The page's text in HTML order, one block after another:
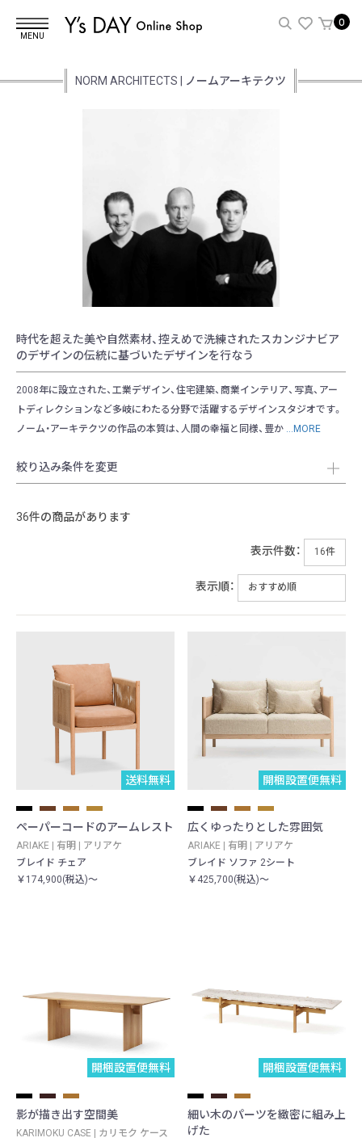
MENU
0
NORM ARCHITECTS | ノームアーキテクツ
時代を超えた美や自然素材、控えめで洗練されたスカンジナビア
のデザインの伝統に基づいたデザインを行なう
2008年に設立された、工業デザイン、住宅建築、商業インテリア、写真、アー
トディレクションなど多岐にわたる分野で活躍するデザインスタジオです。
ノーム・アーキテクツの作品の本質は、人間の幸福と同様、豊か ...MORE
絞り込み条件を変更
36件の商品があります
表示件数：
表示順：
送料無料
ペーパーコードのアームレスト
ARIAKE | 有明 | アリアケ
ブレイド チェア
￥174,900(税込)～
開梱設置便無料
広くゆったりとした雰囲気
ARIAKE | 有明 | アリアケ
ブレイド ソファ 2シート
￥425,700(税込)～
開梱設置便無料
影が描き出す空間美
KARIMOKU CASE | カリモク ケース
開梱設置便無料
細い木のパーツを緻密に組み上
げた